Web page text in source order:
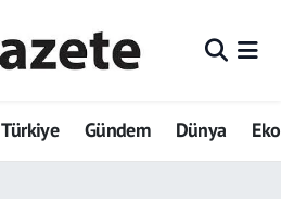
Türkiye Gündem Dünya